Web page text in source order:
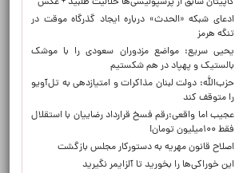
ادعای شبکه «الحدث» درباره ایجاد گذرگاه موقت در
تنگه هرمز
یحیی سریع: مواضع مزدوران سعودی را با موشک
بالستیک و پهپاد در هم شکستیم
حزب‌الله: دولت لبنان مذاکرات و امتیازدهی به تل‌آویو
را متوقف کند
عجیب اما واقعی:رقم فسخ قرارداد رضاییان با استقلال
فقط ۱۰۰میلیون تومان!
اصلاح قانون مهریه به دستورکار مجلس بازگشت
این خوراکی‌ها را بخورید تا آلزایمر نگیرید